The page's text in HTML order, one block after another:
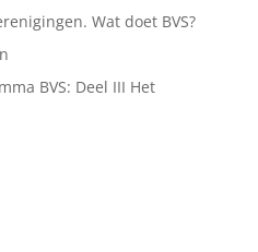
Wat doet BVS?
BVS: Deel III Het